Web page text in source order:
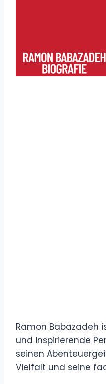
Ramon Babazadeh
und inspirierende
seinen
Vielfalt und seine